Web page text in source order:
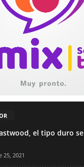
el tipo duro
25, 2021